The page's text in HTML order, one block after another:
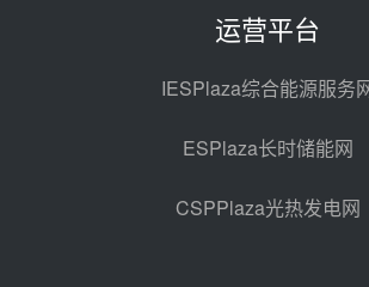
热发电工程EPC总
昊森机电中标新疆
地100MW光热发
包项目熔盐介质超
前天 08-05 17:09
运营平台
IESPlaza综合能源服务
ESPlaza长时储能网
CSPPlaza光热发电网